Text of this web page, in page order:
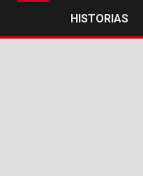
HISTORIAS